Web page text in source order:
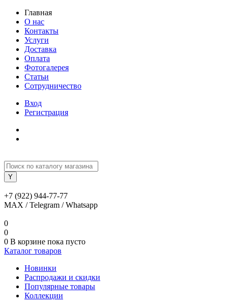
Главная
О нас
Контакты
Услуги
Доставка
Оплата
Фотогалерея
Статьи
Сотрудничество
Вход
Регистрация
+7 (922) 944-77-77
MAX / Telegram / Whatsapp
0
0
0 В корзине пока пусто
Каталог товаров
Новинки
Распродажи и скидки
Популярные товары
Коллекции